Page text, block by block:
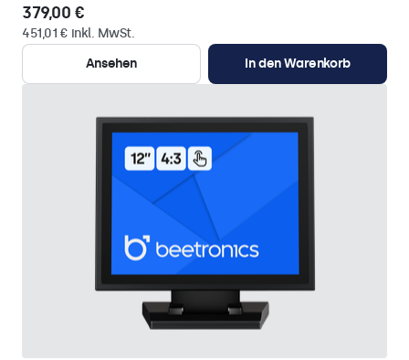
379,00 €
451,01 € inkl. MwSt.
Ansehen
In den Warenkorb